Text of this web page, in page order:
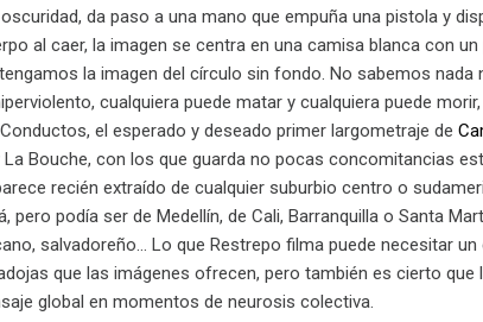
da paso a una mano que empuña una pistola y
al caer, la imagen se centra en una camisa blanca con
la imagen del círculo sin fondo. No sabemos nada
cualquiera puede matar y cualquiera puede
el esperado y deseado primer largometraje de
Bouche, con los que guarda no pocas concomitancias
recién extraído de cualquier suburbio centro o
pero podía ser de Medellín, de Cali, Barranquilla o Santa
salvadoreño… Lo que Restrepo filma puede necesitar
que las imágenes ofrecen, pero también es cierto que
global en momentos de neurosis colectiva.